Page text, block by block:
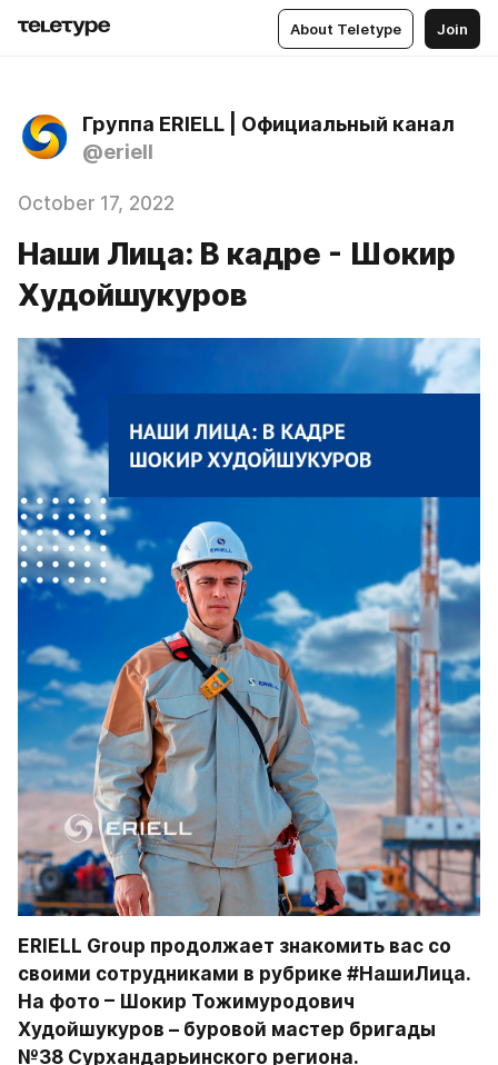
About Teletype Join
Группа ERIELL | Официальный канал
@eriell
October 17, 2022
Наши Лица: В кадре - Шокир
Худойшукуров
ERIELL Group продолжает знакомить вас со
своими сотрудниками в рубрике #НашиЛица.
На фото – Шокир Тожимуродович
Худойшукуров – буровой мастер бригады
№38 Сурхандарьинского региона.